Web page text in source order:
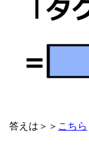
答えは＞＞ こちら